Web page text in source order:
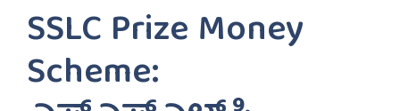
SSLC Prize Money
Scheme: